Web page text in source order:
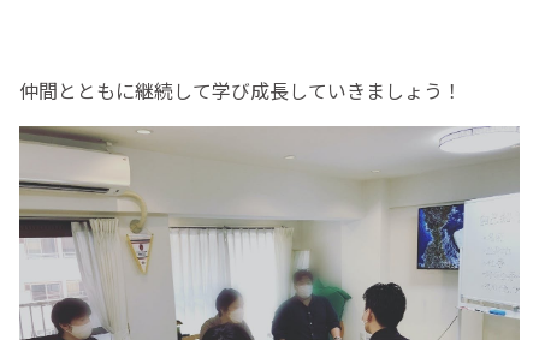
仲間とともに継続して学び成長していきましょう！